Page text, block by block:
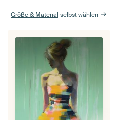
Größe & Material selbst wählen